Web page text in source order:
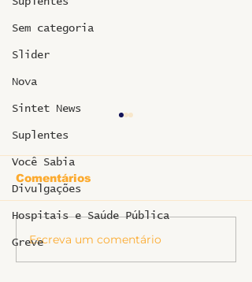
Sem categoria
Slider
Nova
Sintet News
Suplentes
Você Sabia
Divulgações
Hospitais e Saúde Pública
Greve
Comentários
Escreva um comentário